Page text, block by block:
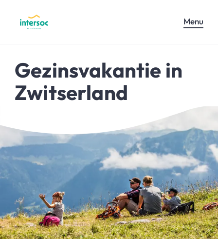
Menu
Gezinsvakantie in
Zwitserland